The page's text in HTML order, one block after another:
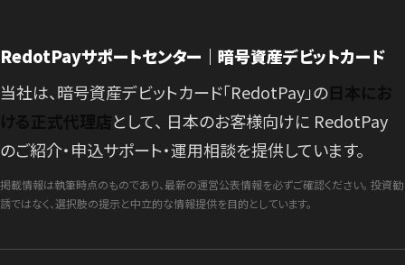
RedotPayサポートセンター｜暗号資産デビットカード
当社は、暗号資産デビットカード「RedotPay」の
として、 日本のお客様向けに RedotPay
のご紹介・申込サポート・運用相談を提供しています。
掲載情報は執筆時点のものであり、最新の運営公表情報を必ずご確認ください。 投資勧
誘ではなく、選択肢の提示と中立的な情報提供を目的としています。